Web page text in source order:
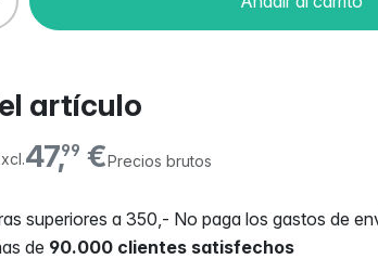
artículo
47,99 €Precios brutos
superiores a 350,- No paga los gastos de
de 90.000 clientes satisfechos